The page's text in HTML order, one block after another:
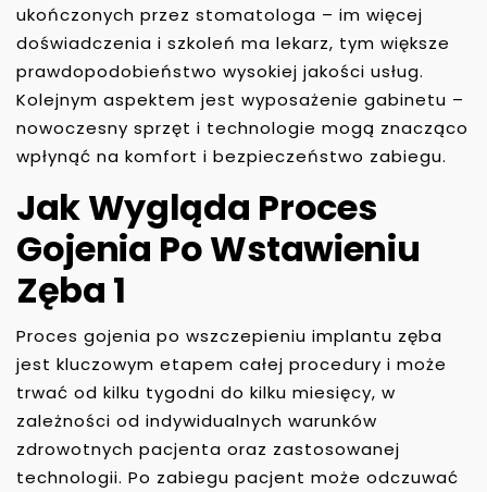
ukończonych przez stomatologa – im więcej
doświadczenia i szkoleń ma lekarz, tym większe
prawdopodobieństwo wysokiej jakości usług.
Kolejnym aspektem jest wyposażenie gabinetu –
nowoczesny sprzęt i technologie mogą znacząco
wpłynąć na komfort i bezpieczeństwo zabiegu.
Jak Wygląda Proces
Gojenia Po Wstawieniu
Zęba 1
Proces gojenia po wszczepieniu implantu zęba
jest kluczowym etapem całej procedury i może
trwać od kilku tygodni do kilku miesięcy, w
zależności od indywidualnych warunków
zdrowotnych pacjenta oraz zastosowanej
technologii. Po zabiegu pacjent może odczuwać